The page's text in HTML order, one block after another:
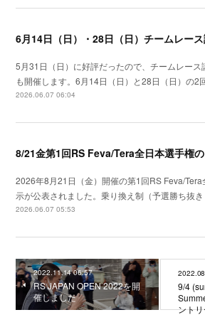
6月14日（日）・28日（日）チームレー
5月31日（日）に好評だったので、チームレー
も開催します。6月14日（日）と28日（日）の
2026.06.07 06:04
2026年8月21日（金）開催の第1回RS Feva/
示が公表されました。乗り換え制（予選勝ち抜
2026.06.07 05:53
2022.11.14 06:57
RS JAPAN OPEN 2022を開
催しました
9/4
ント